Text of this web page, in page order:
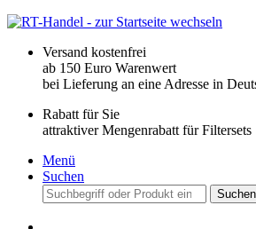
Versand kostenfrei
ab 150 Euro Warenwert
bei Lieferung an eine Adresse in
Rabatt für Sie
attraktiver Mengenrabatt für Filtersets
Menü
Suchen
Suchen